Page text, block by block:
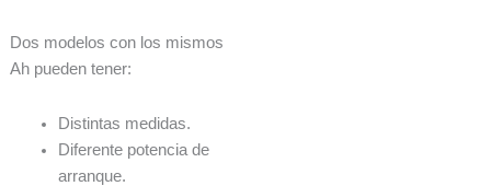
Dos modelos con los mismos
Ah pueden tener:
Distintas medidas.
Diferente potencia de
arranque.